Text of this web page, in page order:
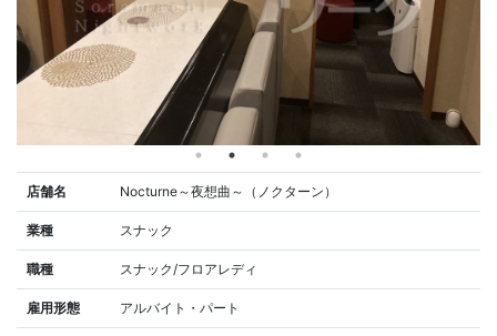
店舗名 Nocturne～夜想曲～（ノクターン）
業種 スナック
職種 スナック/フロアレディ
雇用形態 アルバイト・パート